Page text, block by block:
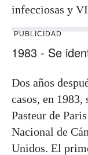
infecciosas y
PUBLICIDAD
1983 - Se
Dos años
casos, en
Pasteur de
Nacional de
Unidos. El